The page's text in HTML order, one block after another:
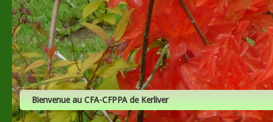
Bienvenue au CFA-CFPPA de Kerliver